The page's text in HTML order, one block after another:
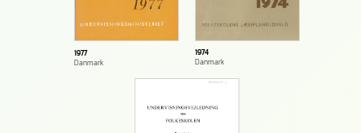
1977
Danmark
1974
Danmark